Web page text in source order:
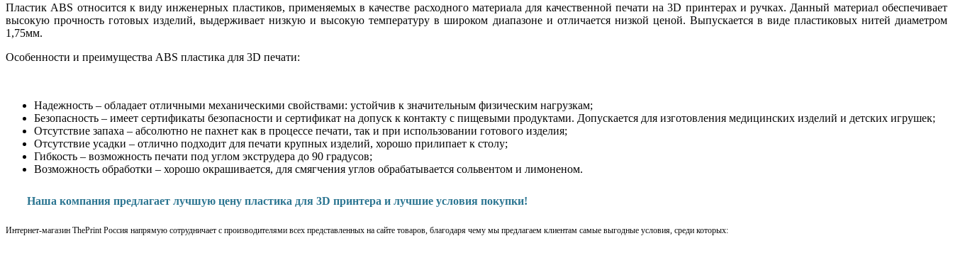
Пластик ABS относится к виду инженерных пластиков, применяемых в качестве расходного материала для качественной печати на 3D принтерах и ручках. Данный материал обеспечивает
высокую прочность готовых изделий, выдерживает низкую и высокую температуру в широком диапазоне и отличается низкой ценой. Выпускается в виде пластиковых нитей диаметром
1,75мм.
Особенности и преимущества ABS пластика для 3D печати:
Надежность – обладает отличными механическими свойствами: устойчив к значительным физическим нагрузкам;
Безопасность – имеет сертификаты безопасности и сертификат на допуск к контакту с пищевыми продуктами. Допускается для изготовления медицинских изделий и детских игрушек;
Отсутствие запаха – абсолютно не пахнет как в процессе печати, так и при использовании готового изделия;
Отсутствие усадки – отлично подходит для печати крупных изделий, хорошо прилипает к столу;
Гибкость – возможность печати под углом экструдера до 90 градусов;
Возможность обработки – хорошо окрашивается, для смягчения углов обрабатывается сольвентом и лимоненом.
Наша компания предлагает лучшую цену пластика для 3D принтера и лучшие условия покупки!
Интернет-магазин ThePrint Россия напрямую сотрудничает с производителями всех представленных на сайте товаров, благодаря чему мы предлагаем клиентам самые выгодные условия, среди которых: